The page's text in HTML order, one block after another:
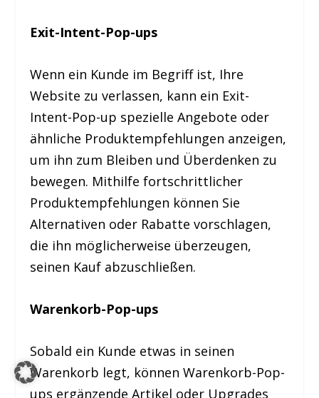
Exit-Intent-Pop-ups
Wenn ein Kunde im Begriff ist, Ihre
Website zu verlassen, kann ein Exit-
Intent-Pop-up spezielle Angebote oder
ähnliche Produktempfehlungen anzeigen,
um ihn zum Bleiben und Überdenken zu
bewegen. Mithilfe fortschrittlicher
Produktempfehlungen können Sie
Alternativen oder Rabatte vorschlagen,
die ihn möglicherweise überzeugen,
seinen Kauf abzuschließen.
Warenkorb-Pop-ups
Sobald ein Kunde etwas in seinen
Warenkorb legt, können Warenkorb-Pop-
ups ergänzende Artikel oder Upgrades